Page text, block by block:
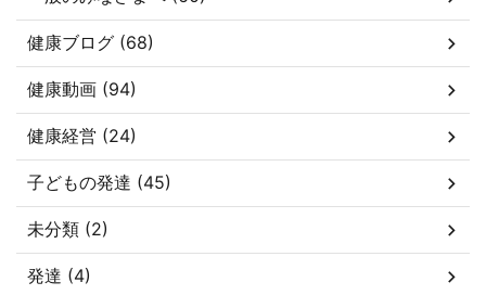
健康ブログ (68)
健康動画 (94)
健康経営 (24)
子どもの発達 (45)
未分類 (2)
発達 (4)